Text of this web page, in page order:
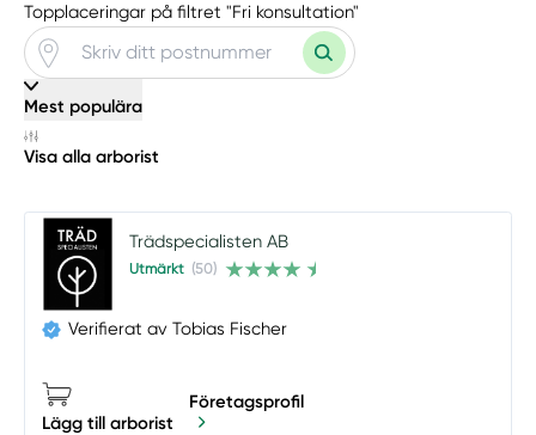
Topplaceringar på filtret "Fri konsultation"
Mest populära
Visa alla arborist
Trädspecialisten AB
Utmärkt (50)
Verifierat av Tobias Fischer
Lägg till arborist
Företagsprofil